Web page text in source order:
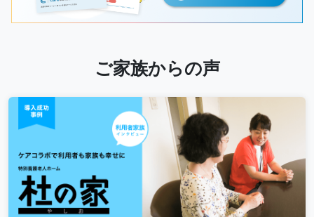
ご家族からの声